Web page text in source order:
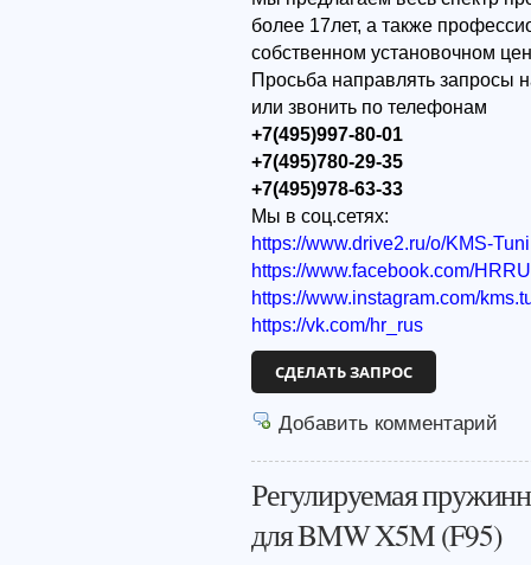
более 17лет, а также
собственном установочном
Просьба направлять запросы
или звонить по телефонам
+7(495)997-80-01
+7(495)780-29-35
+7(495)978-63-33
Мы в соц.сетях:
https://www.drive2.ru/o/KMS-
https://www.facebook.com/
https://www.instagram.com/
https://vk.com/hr_rus
СДЕЛАТЬ ЗАПРОС
Добавить комментарий
Регулируемая
для BMW X5M (F95)